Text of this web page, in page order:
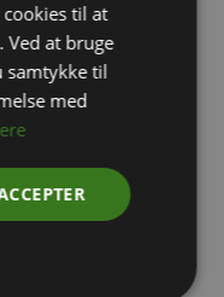
gøre opbevaring,
og mere effektivt.
tilbyder Arca
hvilket gør det muligt
lagerarealet. De er
og kan nemt tilpasses
Arca lagerkasser
dem velegnede til
til at
Ved at bruge
samtykke til
med